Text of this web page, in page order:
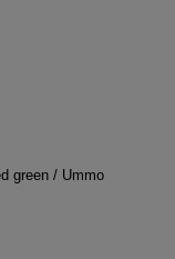
green / Ummo